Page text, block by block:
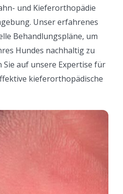
und Kieferorthopädie
Unser erfahrenes
Behandlungspläne, um
Hundes nachhaltig zu
auf unsere Expertise für
kieferorthopädische